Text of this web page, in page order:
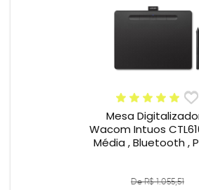
Mesa
Wacom Intuos
Média , Bluetooth ,
De R$ 1.055,51